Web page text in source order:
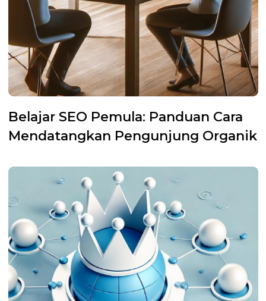
Belajar SEO Pemula: Panduan Cara
Mendatangkan Pengunjung Organik